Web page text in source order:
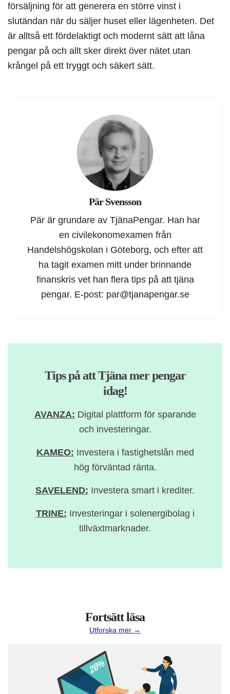
försäljning för att generera en större vinst i
slutändan när du säljer huset eller lägenheten. Det
är alltså ett fördelaktigt och modernt sätt att låna
pengar på och allt sker direkt över nätet utan
krångel på ett tryggt och säkert sätt.
Pär Svensson
Pär är grundare av TjänaPengar. Han har
en civilekonomexamen från
Handelshögskolan i Göteborg, och efter att
ha tagit examen mitt under brinnande
finanskris vet han flera tips på att tjäna
pengar. E-post: par@tjanapengar.se
Tips på att Tjäna mer pengar
idag!
AVANZA: Digital plattform för sparande
och investeringar.
KAMEO: Investera i fastighetslån med
hög förväntad ränta.
SAVELEND: Investera smart i krediter.
TRINE: Investeringar i solenergibolag i
tillväxtmarknader.
Fortsätt läsa
Utforska mer →